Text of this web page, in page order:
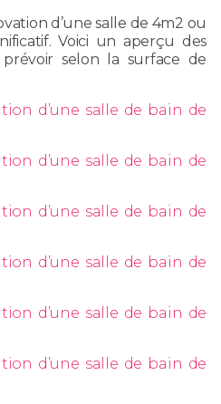
d’une salle de 4m2 ou
Voici un aperçu des
selon la surface de
d’une salle de bain de
d’une salle de bain de
d’une salle de bain de
d’une salle de bain de
d’une salle de bain de
d’une salle de bain de